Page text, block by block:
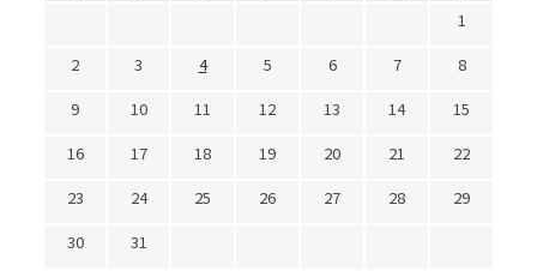
1
2
3 4 5 6 7
8
9
10 11 12 13 14
15
16
17 18 19 20 21
22
23
24 25 26 27 28
29
30
31